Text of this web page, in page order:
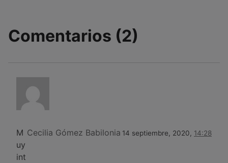
Comentarios (2)
Cecilia Gómez Babilonia 14 septiembre, 2020, 14:28
M
uy
int